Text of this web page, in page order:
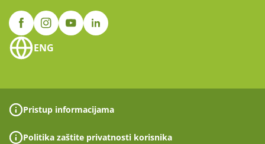
ENG
Pristup informacijama
Politika zaštite privatnosti korisnika